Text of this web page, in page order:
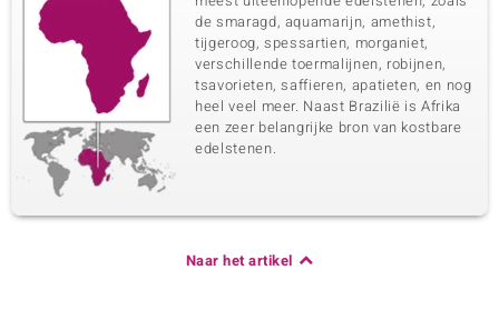
de smaragd, aquamarijn, amethist,
tijgeroog, spessartien, morganiet,
verschillende toermalijnen, robijnen,
tsavorieten, saffieren, apatieten, en nog
heel veel meer. Naast Brazilië is Afrika
een zeer belangrijke bron van kostbare
edelstenen.
Naar het artikel